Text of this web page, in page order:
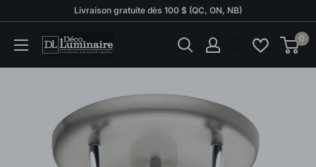
contenu
Livraison gratuite dès 100 $ (QC, ON, NB)
Déco
Luminaire
0